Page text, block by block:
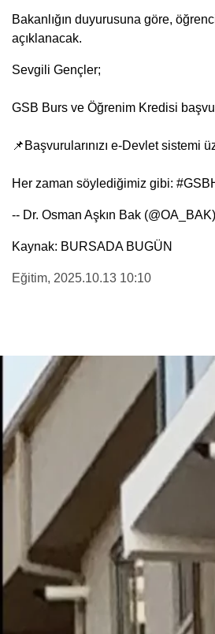
Bakanlığın duyurusuna göre,
açıklanacak.
Sevgili Gençler;
GSB Burs ve Öğrenim Kredisi
📌Başvurularınızı e-Devlet
Her zaman söylediğimiz gibi:
-- Dr. Osman Aşkın Bak (@OA_BAK)
Kaynak: BURSADA BUGÜN
Eğitim, 2025.10.13 10:10